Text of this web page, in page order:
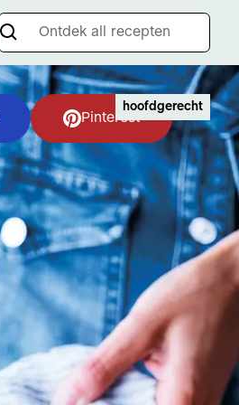
Pinterest
hoofdgerecht